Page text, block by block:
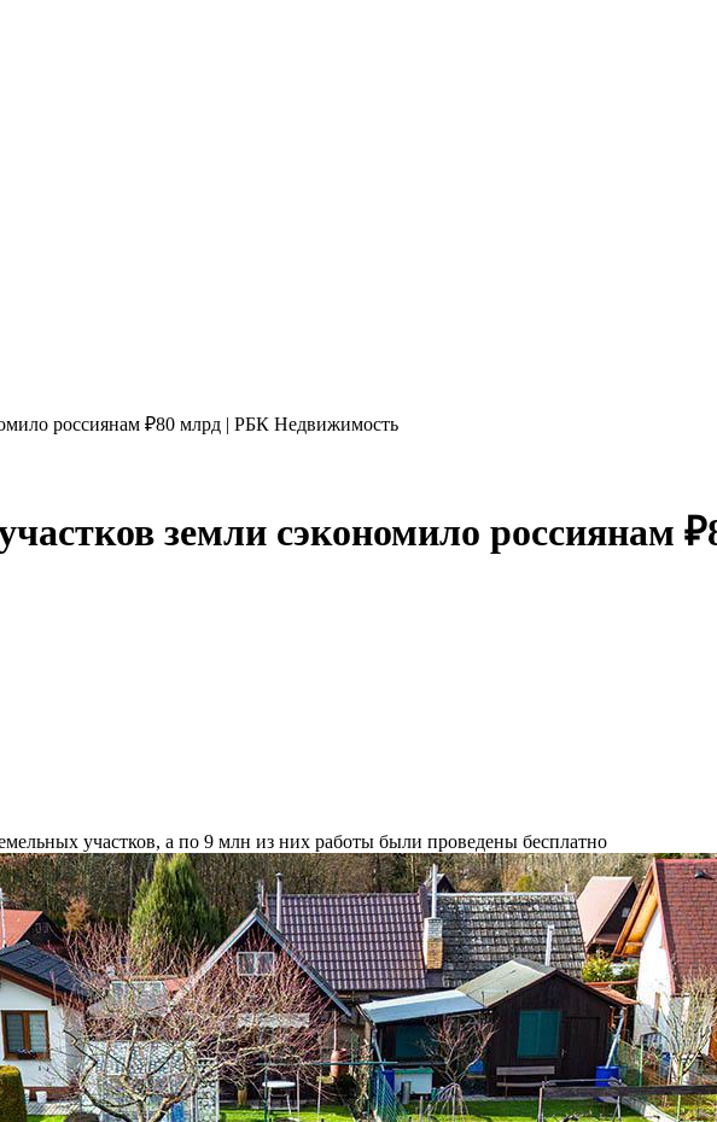
россиянам ₽80 млрд | РБК Недвижимость
земли сэкономило россиянам
участков, а по 9 млн из них работы были проведены бесплатно